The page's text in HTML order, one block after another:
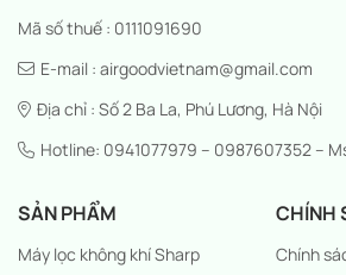
Mã số thuế : 0111091690
E-mail : airgoodvietnam@gmail.com
Địa chỉ : Số 2 Ba La, Phú Lương, Hà Nội
Hotline: 0941077979 – 0987607352 –
SẢN PHẨM
Máy lọc không khí Sharp
CHÍNH
Chính